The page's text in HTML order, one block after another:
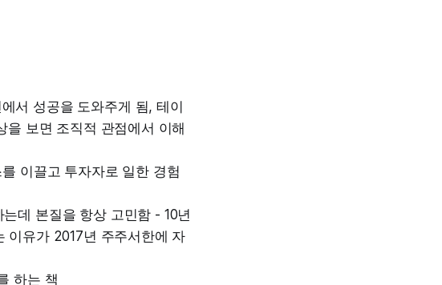
서 성공을 도와주게 됨, 테이
보면 조직적 관점에서 이해
이끌고 투자자로 일한 경험
데 본질을 항상 고민함 - 10년
이유가 2017년 주주서한에 자
하는 책